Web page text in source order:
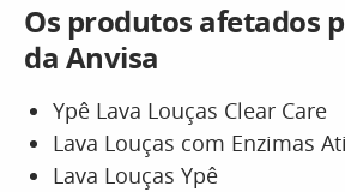
Os produtos afetados
da Anvisa
Ypê Lava Louças Clear Care
Lava Louças com Enzimas
Lava Louças Ypê